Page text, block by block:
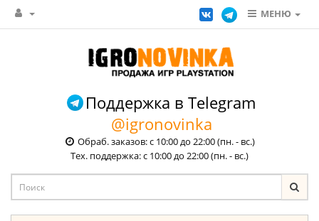
МЕНЮ
Поддержка в Telegram
@igronovinka
Обраб. заказов: с 10:00 до 22:00 (пн. - вс.)
Тех. поддержка: с 10:00 до 22:00 (пн. - вс.)